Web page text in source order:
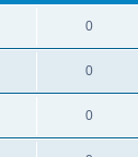
0
0
0